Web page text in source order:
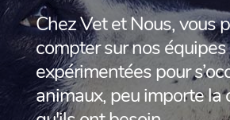
Chez Vet et Nous, vous
compter sur nos équipes
expérimentées pour
animaux, peu importe la